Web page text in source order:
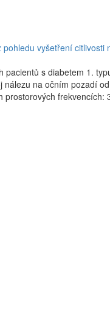
vyšetření
pacientů s diabetem 1.
na očním pozadí